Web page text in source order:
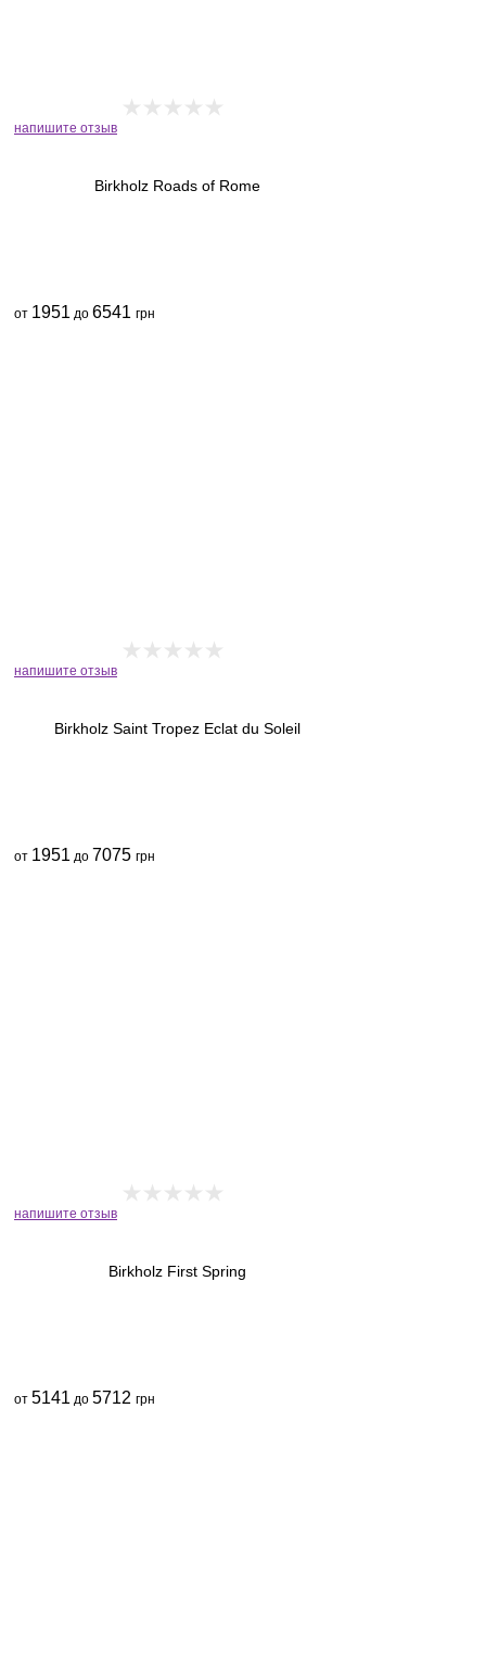
напишите отзыв
Birkholz Roads of Rome
от 1951 до 6541 грн
напишите отзыв
Birkholz Saint Tropez Eclat du Soleil
от 1951 до 7075 грн
напишите отзыв
Birkholz First Spring
от 5141 до 5712 грн